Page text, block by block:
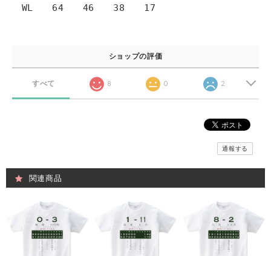
WL 64 46 38 17
ショップの評価
すべて 8 0 2
通報する
関連商品